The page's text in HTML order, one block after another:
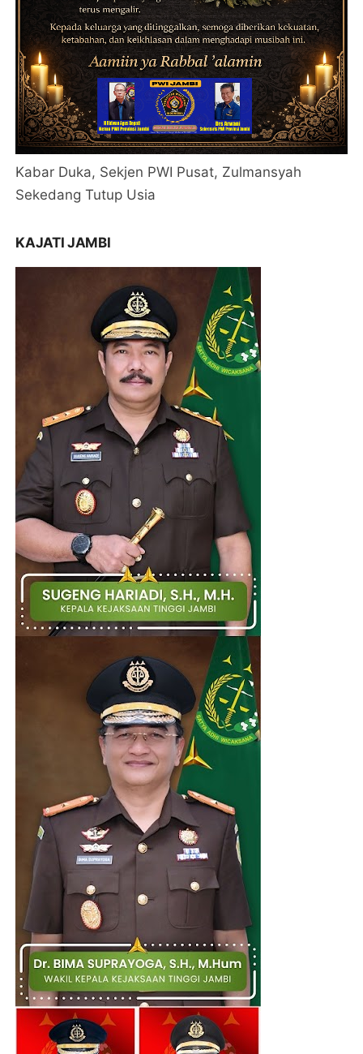
Kabar Duka, Sekjen PWI Pusat, Zulmansyah
Sekedang Tutup Usia
KAJATI JAMBI